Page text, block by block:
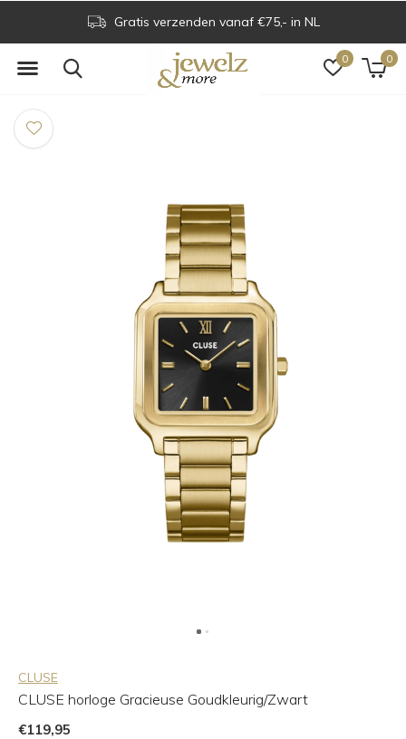
0 0
Gratis verzenden vanaf €75,- in NL
CLUSE
CLUSE horloge Gracieuse Goudkleurig/Zwart
€119,95